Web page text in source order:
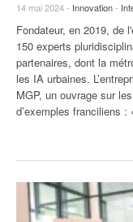
14 mai 2024 - Innovation-
Fondateur, en 2019, de
150 experts
partenaires, dont la
les IA urbaines.
MGP, un ouvrage sur
d’exemples franciliens